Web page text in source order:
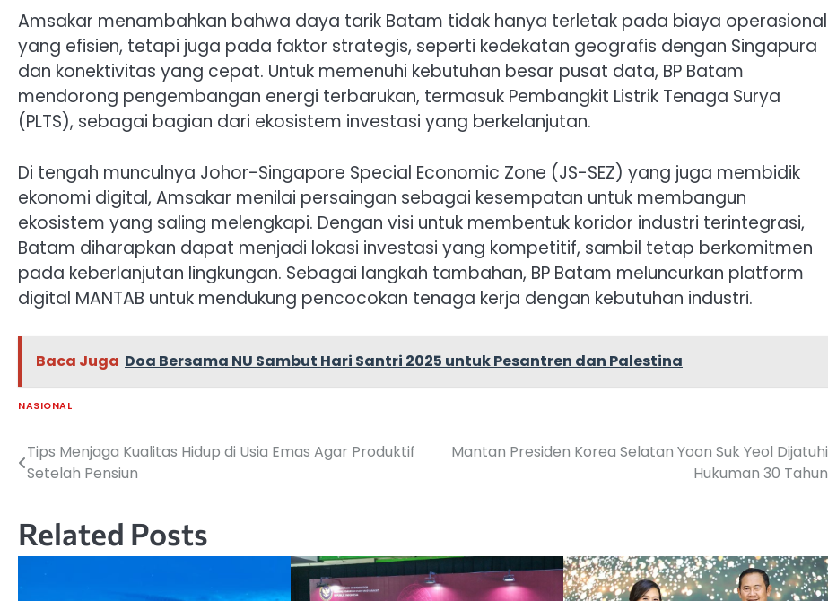
Amsakar menambahkan bahwa daya tarik Batam tidak hanya terletak pada biaya operasional
yang efisien, tetapi juga pada faktor strategis, seperti kedekatan geografis dengan Singapura
dan konektivitas yang cepat. Untuk memenuhi kebutuhan besar pusat data, BP Batam
mendorong pengembangan energi terbarukan, termasuk Pembangkit Listrik Tenaga Surya
(PLTS), sebagai bagian dari ekosistem investasi yang berkelanjutan.
Di tengah munculnya Johor-Singapore Special Economic Zone (JS-SEZ) yang juga membidik
ekonomi digital, Amsakar menilai persaingan sebagai kesempatan untuk membangun
ekosistem yang saling melengkapi. Dengan visi untuk membentuk koridor industri terintegrasi,
Batam diharapkan dapat menjadi lokasi investasi yang kompetitif, sambil tetap berkomitmen
pada keberlanjutan lingkungan. Sebagai langkah tambahan, BP Batam meluncurkan platform
digital MANTAB untuk mendukung pencocokan tenaga kerja dengan kebutuhan industri.
Baca Juga Doa Bersama NU Sambut Hari Santri 2025 untuk Pesantren dan Palestina
NASIONAL
Navigasi
Tips Menjaga Kualitas Hidup di Usia Emas Agar Produktif
Setelah Pensiun
Mantan Presiden Korea Selatan Yoon Suk Yeol Dijatuhi
Hukuman 30 Tahun
Related Posts